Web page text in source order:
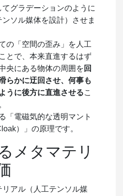
グラデーションのように
ソル媒体を設計）させま
の「空間の歪み」を人工
とで、本来直進するはず
央にある物体の周囲を 回
らかに迂回させ、何事も
うに後方に直進させるこ
「電磁気的な透明マント
）」の原理です。
メタマテリ
リアル（人工テンソル媒